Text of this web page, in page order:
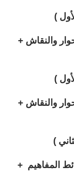
)
والنقاش +
)
والنقاش +
)
المفاهيم +